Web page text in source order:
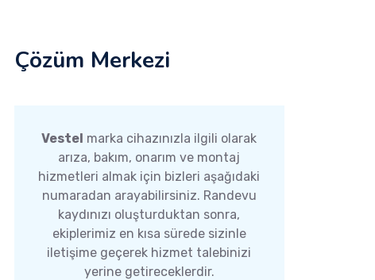
Çözüm Merkezi
Vestel marka cihazınızla ilgili olarak
arıza, bakım, onarım ve montaj
hizmetleri almak için bizleri aşağıdaki
numaradan arayabilirsiniz. Randevu
kaydınızı oluşturduktan sonra,
ekiplerimiz en kısa sürede sizinle
iletişime geçerek hizmet talebinizi
yerine getireceklerdir.